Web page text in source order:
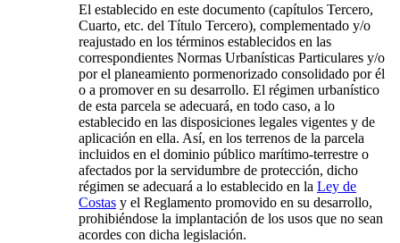
El establecido en este documento (capítulos Tercero,
Cuarto, etc. del Título Tercero), complementado y/o
reajustado en los términos establecidos en las
correspondientes Normas Urbanísticas Particulares y/o
por el planeamiento pormenorizado consolidado por él
o a promover en su desarrollo. El régimen urbanístico
de esta parcela se adecuará, en todo caso, a lo
establecido en las disposiciones legales vigentes y de
aplicación en ella. Así, en los terrenos de la parcela
incluidos en el dominio público marítimo-terrestre o
afectados por la servidumbre de protección, dicho
régimen se adecuará a lo establecido en la Ley de
Costas y el Reglamento promovido en su desarrollo,
prohibiéndose la implantación de los usos que no sean
acordes con dicha legislación.